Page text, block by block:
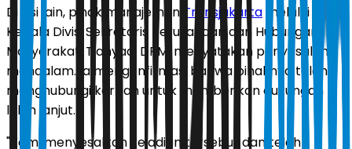
Di sisi lain, pihak manajemen Transjakarta melalui
Kepala Divisi Sekretaris Perusahaan dan Hubungan
Masyarakat, Tjahyadi DPM, menyatakan penyesalan
mendalam. Ia mengonfirmasi bahwa pihaknya telah
menghubungi korban untuk memberikan dukungan
lebih lanjut.
"Kami menyesalkan kejadian tersebut dan telah